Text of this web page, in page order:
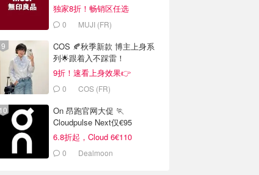
独家8折！畅销区任选
0 MUJI (FR)
COS 🍂秋季新款 博主上身系
列🌟跟着入不踩雷！
9折！速看上身效果👉
0 COS (FR)
On 昂跑官网大促 🏃
Cloudpulse Next仅€95
6.8折起，Cloud 6€110
0 Dealmoon